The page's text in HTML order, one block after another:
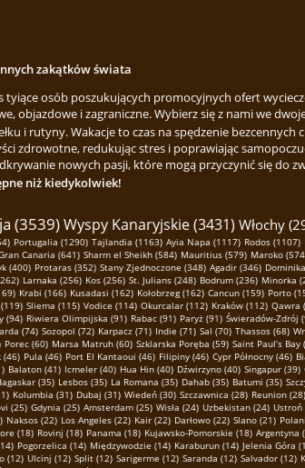
zakątków świata
osób poszukujących promocyjnych ofert
objazdowe i zagraniczne. Wybierz się z nami we
i rutyny. Wakacje to czas na spędzenie
zdrowotne, redukując stres i poprawiając
nowych pasji, które mogą przyczynić się do
niż kiedykolwiek!
(3539)Wyspy Kanaryjskie (3431) Włochy
Portugalia (1290) Tajlandia (1163) Ayia Napa (1117) Rodos (1107)
Canaria (641) Sharm el Sheikh (584) Mauritius (579) Maroko
(400) Protaras (352) Stany Zjednoczone (348) Agadir (346)
Larnaka (256) Kos (256) St. Julians (248) Bodrum (236) Minorka
Krabi (166) Kusadasi (162) Kołobrzeg (162) Cancun (159) Porto
Sliema (115) Vodice (114) Okurcalar (112) Kraków (112) Qawra
(94) Riwiera Olimpijska (91) Rabac (91) Paryż (91) Świeradów-Zdrój
(74) Sozopol (72) Karpacz (71) Indie (71) Sal (70) Thassos (68)
Porec (60) Marsa Matruh (60) Szklarska Poręba (59) Saint Paul’s Bay
(46) Pula (46) Port El Kantaoui (46) Filipiny (46) Cypr Północny (46)
Balaton (41) Icmeler (40) Hua Hin (40) Dźwirzyno (40) Singapur (39)
(35) Lesbos (35) La Romana (35) Dahab (35) Batumi (35)
Kolumbia (31) Dubaj (31) Wiedeń (30) Szczawnica (28) Reunion (28)
(25) Gdynia (25) Amsterdam (25) Wisła (24) Uzbekistan (24) Ustroń
Naksos (22) Los Angeles (22) Kair (22) Darłowo (22) Slano (21)
(18) Rovinj (18) Panama (18) Kujawsko-Pomorskie (18) Argentyna
Pogorzelica (14) Międzywodzie (14) Karaburun (14) Jelenia Góra
(12) Ulcinj (12) Split (12) Sarigerme (12) Saranda (12) Salvador (12)